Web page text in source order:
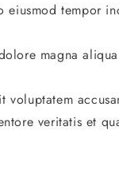
eiusmod tempor
magna aliqua
veritatis et